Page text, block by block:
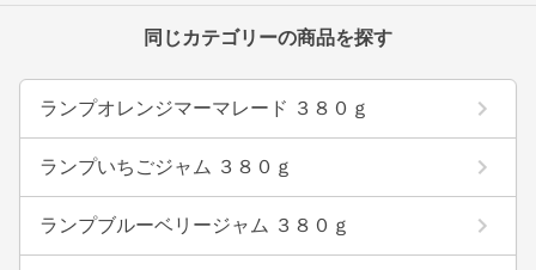
同じカテゴリーの商品を探す
ランプオレンジマーマレード ３８０ｇ
ランプいちごジャム ３８０ｇ
ランプブルーベリージャム ３８０ｇ